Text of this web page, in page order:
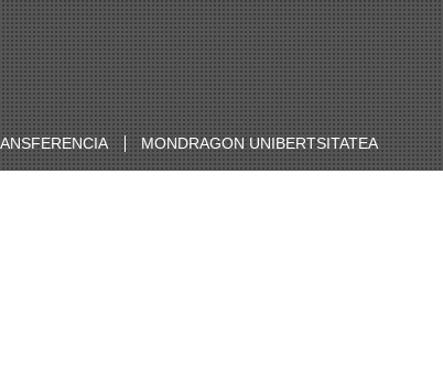
MONDRAGON UNIBERTSITATEA